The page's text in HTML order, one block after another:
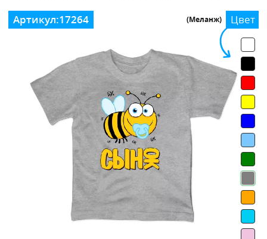
Цвет
(Меланж)
Артикул:17264